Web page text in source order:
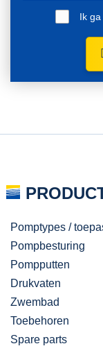
Ik
Pomptypes /
Pompbesturing
Pompputten
Drukvaten
Zwembad
Toebehoren
Spare parts